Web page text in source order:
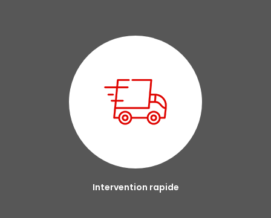
Intervention rapide